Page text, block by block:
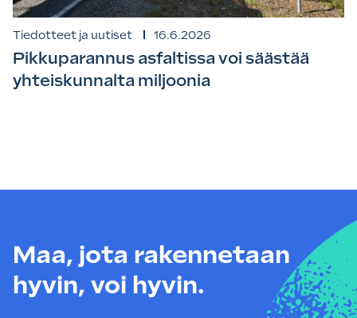
Tiedotteet ja uutiset 16.6.2026
Pikkuparannus asfaltissa voi säästää
yhteiskunnalta miljoonia
Maa, jota rakennetaan
hyvin, voi hyvin.